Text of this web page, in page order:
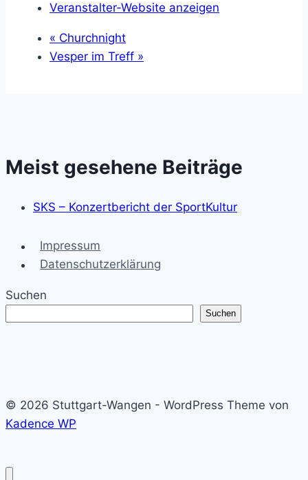
Veranstalter-Website anzeigen
« Churchnight
Vesper im Treff »
Meist gesehene Beiträge
SKS – Konzertbericht der SportKultur
Impressum
Datenschutzerklärung
Suchen
Suchen
© 2026 Stuttgart-Wangen - WordPress Theme von
Kadence WP